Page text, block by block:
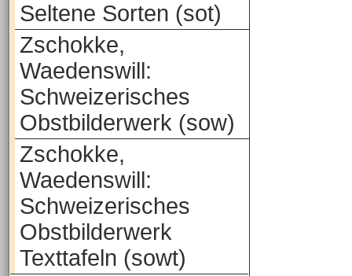
Seltene Sorten (sot)
Zschokke,
Waedenswill:
Schweizerisches
Obstbilderwerk (sow)
Zschokke,
Waedenswill:
Schweizerisches
Obstbilderwerk
Texttafeln (sowt)